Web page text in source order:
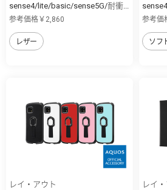
sense4/lite/basic/sense5G/耐衝...
参考価格￥2,860
レザー
参考価
ソフ
レイ・アウト
レイ